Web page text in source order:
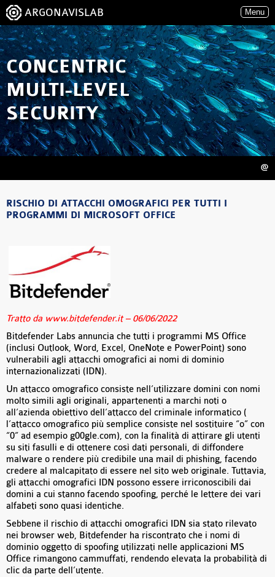
ARGONAVISLAB Menu
CONCENTRIC
MULTI-LEVEL
SECURITY
@
RISCHIO DI ATTACCHI OMOGRAFICI PER TUTTI I
PROGRAMMI DI MICROSOFT OFFICE
Tratto da www.bitdefender.it – 06/06/2022
Bitdefender Labs annuncia che tutti i programmi MS Office
(inclusi Outlook, Word, Excel, OneNote e PowerPoint) sono
vulnerabili agli attacchi omografici ai nomi di dominio
internazionalizzati (IDN).
Un attacco omografico consiste nell’utilizzare domini con nomi
molto simili agli originali, appartenenti a marchi noti o
all’azienda obiettivo dell’attacco del criminale informatico (
l’attacco omografico più semplice consiste nel sostituire “o” con
“0” ad esempio g00gle.com), con la finalità di attirare gli utenti
su siti fasulli e di ottenere così dati personali, di diffondere
malware o rendere più credibile una mail di phishing, facendo
credere al malcapitato di essere nel sito web originale. Tuttavia,
gli attacchi omografici IDN possono essere irriconoscibili dai
domini a cui stanno facendo spoofing, perché le lettere dei vari
alfabeti sono quasi identiche.
Sebbene il rischio di attacchi omografici IDN sia stato rilevato
nei browser web, Bitdefender ha riscontrato che i nomi di
dominio oggetto di spoofing utilizzati nelle applicazioni MS
Office rimangono cammuffati, rendendo elevata la probabilità di
clic da parte dell’utente.